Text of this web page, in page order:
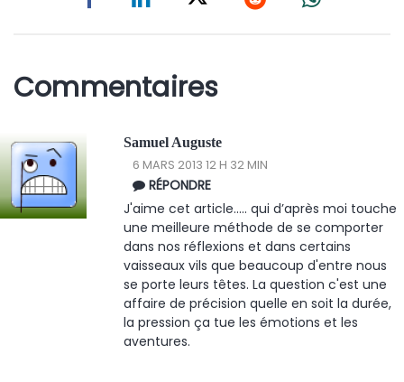
Commentaires
Samuel Auguste
6 MARS 2013 12 H 32 MIN
RÉPONDRE
J'aime cet article..... qui d’après moi touche
une meilleure méthode de se comporter
dans nos réflexions et dans certains
vaisseaux vils que beaucoup d'entre nous
se porte leurs têtes. La question c'est une
affaire de précision quelle en soit la durée,
la pression ça tue les émotions et les
aventures.